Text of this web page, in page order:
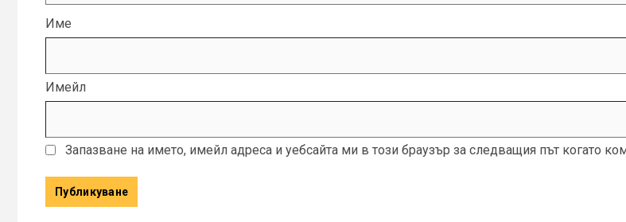
Име
Имейл
Запазване на името, имейл адреса и уебсайта ми в този браузър за следващия път когато